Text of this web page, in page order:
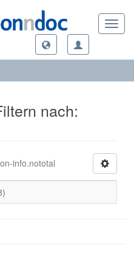
nach:
info.nototal